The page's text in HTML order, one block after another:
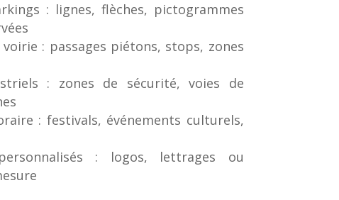
: lignes, flèches, pictogrammes
: passages piétons, stops, zones
: zones de sécurité, voies de
: festivals, événements culturels,
: logos, lettrages ou